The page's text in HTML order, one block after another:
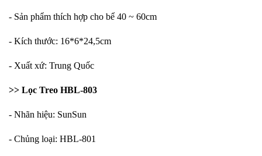
- Sản phẩm thích hợp cho bể 40 ~ 60cm
- Kích thước: 16*6*24,5cm
- Xuất xứ: Trung Quốc
>> Lọc Treo HBL-803
- Nhãn hiệu: SunSun
- Chủng loại: HBL-801